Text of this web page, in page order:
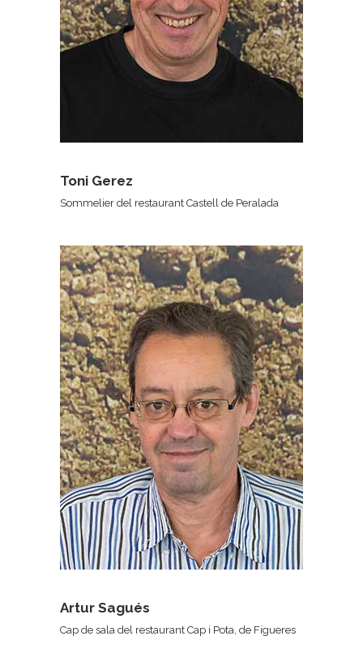
Toni Gerez
Sommelier del restaurant Castell de Peralada
Artur Sagués
Cap de sala del restaurant Cap i Pota, de Figueres